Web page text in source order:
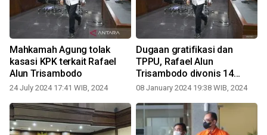
Mahkamah Agung tolak
kasasi KPK terkait Rafael
Alun Trisambodo
24 July 2024 17:41 WIB, 2024
Dugaan gratifikasi dan
TPPU, Rafael Alun
Trisambodo divonis 14
tahun penjara
08 January 2024 19:38 WIB, 2024